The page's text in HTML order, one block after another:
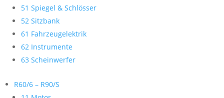
51 Spiegel & Schlösser
52 Sitzbank
61 Fahrzeugelektrik
62 Instrumente
63 Scheinwerfer
R60/6 – R90/S